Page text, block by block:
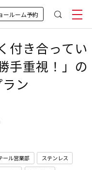
ールーム予約
付き合ってい
手重視！」の
ン
ール営業部
ステンレス